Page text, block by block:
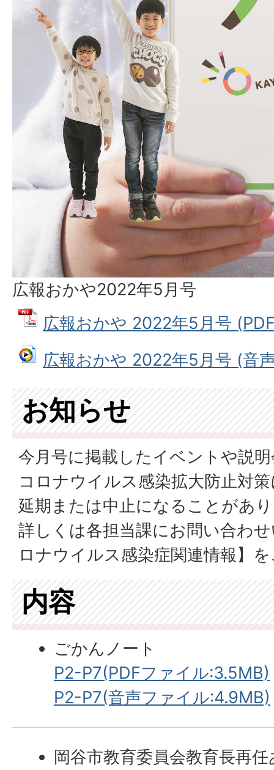
広報おかや2022年5月号
広報おかや 2022年5月号
広報おかや 2022年5月号 (音
お知らせ
今月号に掲載したイベントや説
コロナウイルス感染拡大防止対
延期または中止になることがあ
詳しくは各担当課にお問い合わ
ロナウイルス感染症関連情報】
内容
ごかんノート
P2-P7(PDFファイル:3.5MB)
P2-P7(音声ファイル:4.9MB)
岡谷市教育委員会教育長再